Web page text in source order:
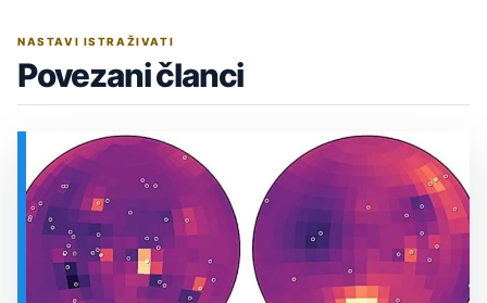
NASTAVI ISTRAŽIVATI
Povezani članci